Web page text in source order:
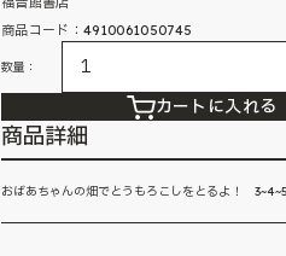
商品コード：4910061050745
数量：
カートに入れる
商品詳細
おばあちゃんの畑でとうもろこしをとるよ！